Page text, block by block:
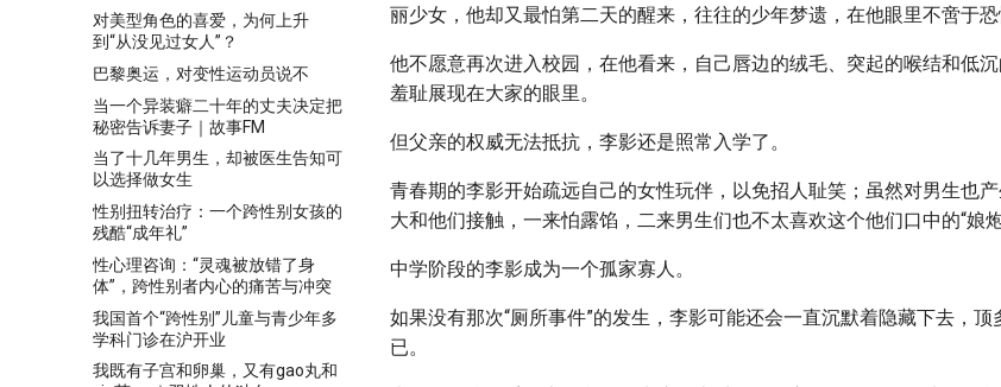
对美型角色的喜爱，为何上升
到“从没见过女人”？
巴黎奥运，对变性运动员说不
当一个异装癖二十年的丈夫决定把
秘密告诉妻子｜故事FM
当了十几年男生，却被医生告知可
以选择做女生
性别扭转治疗：一个跨性别女孩的
残酷“成年礼”
性心理咨询：“灵魂被放错了身
体”，跨性别者内心的痛苦与冲突
我国首个“跨性别”儿童与青少年多
学科门诊在沪开业
我既有子宫和卵巢，又有gao丸和
丽少女，他却又最怕第二天的醒来，往往的少年梦遗，在他眼里不啻于恐
他不愿意再次进入校园，在他看来，自己唇边的绒毛、突起的喉结和低
羞耻展现在大家的眼里。
但父亲的权威无法抵抗，李影还是照常入学了。
青春期的李影开始疏远自己的女性玩伴，以免招人耻笑；虽然对男生也
大和他们接触，一来怕露馅，二来男生们也不太喜欢这个他们口中的“娘炮
中学阶段的李影成为一个孤家寡人。
如果没有那次“厕所事件”的发生，李影可能还会一直沉默着隐藏下去，
已。